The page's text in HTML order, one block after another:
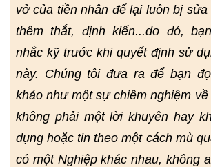
vở của tiền nhân để lại luôn bị sửa
thêm thắt, định kiến...do đó,
nhắc kỹ trước khi quyết định sử
này. Chúng tôi đưa ra để bạn
khảo như một sự chiêm nghiệm
không phải một lời khuyên hay
dụng hoặc tin theo một cách mù
có một Nghiệp khác nhau, không